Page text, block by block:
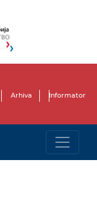
Arhiva
Informator